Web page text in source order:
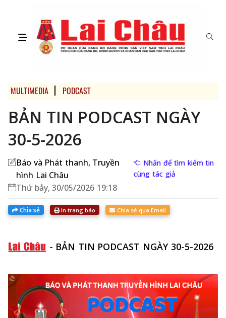
MULTIMEDIA PODCAST
BẢN TIN PODCAST NGÀY
30-5-2026
Báo và Phát thanh, Truyền
hình Lai Châu
Nhấn để tìm kiếm tin
cùng tác giả
Thứ bảy, 30/05/2026 19:18
Chia sẻ In trang báo Chia sẻ qua Email
- BẢN TIN PODCAST NGÀY 30-5-2026